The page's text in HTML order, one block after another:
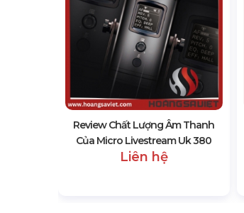
Review Chất Lượng Âm Thanh
Của Micro Livestream Uk 380
Liên hệ